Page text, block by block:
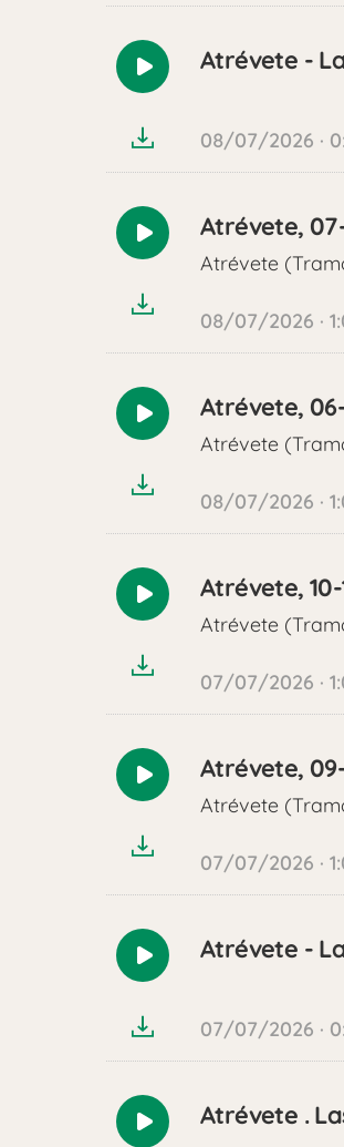
Reproducir
Atrévete -
08/07/2026 ·
Reproducir
Atrévete,
Atrévete
08/07/2026 ·
Reproducir
Atrévete,
Atrévete
08/07/2026 ·
Reproducir
Atrévete,
Atrévete
07/07/2026 ·
Reproducir
Atrévete,
Atrévete
07/07/2026 ·
Reproducir
Atrévete -
07/07/2026 ·
Reproducir
Atrévete .